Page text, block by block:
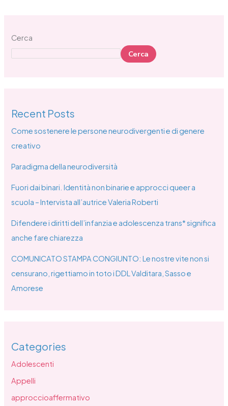
Cerca
Cerca
Recent Posts
Come sostenere le persone neurodivergenti e di genere
creativo
Paradigma della neurodiversità
Fuori dai binari. Identità non binarie e approcci queer a
scuola – Intervista all’autrice Valeria Roberti
Difendere i diritti dell’infanzia e adolescenza trans* significa
anche fare chiarezza
COMUNICATO STAMPA CONGIUNTO: Le nostre vite non si
censurano, rigettiamo in toto i DDL Valditara, Sasso e
Amorese
Categories
Adolescenti
Appelli
approccioaffermativo